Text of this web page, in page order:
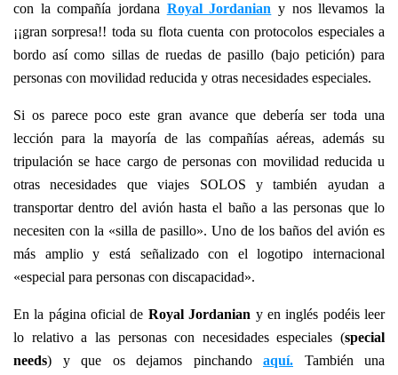
con la compañía jordana Royal Jordanian y nos llevamos la
¡¡gran sorpresa!! toda su flota cuenta con protocolos especiales a
bordo así como sillas de ruedas de pasillo (bajo petición) para
personas con movilidad reducida y otras necesidades especiales.
Si os parece poco este gran avance que debería ser toda una
lección para la mayoría de las compañías aéreas, además su
tripulación se hace cargo de personas con movilidad reducida u
otras necesidades que viajes SOLOS y también ayudan a
transportar dentro del avión hasta el baño a las personas que lo
necesiten con la «silla de pasillo». Uno de los baños del avión es
más amplio y está señalizado con el logotipo internacional
«especial para personas con discapacidad».
En la página oficial de Royal Jordanian y en inglés podéis leer
lo relativo a las personas con necesidades especiales (special
needs) y que os dejamos pinchando aquí. También una